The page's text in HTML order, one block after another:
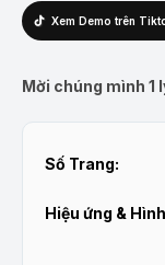
Xem Demo trên
Mời chúng mình 1
Số Trang:
Hiệu ứng &